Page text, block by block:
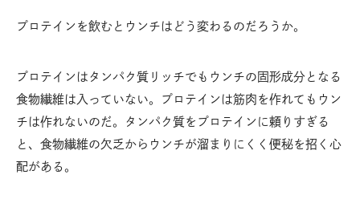
プロテインを飲むとウンチはどう変わるのだろうか。
プロテインはタンパク質リッチでもウンチの固形成分となる
食物繊維は入っていない。プロテインは筋肉を作れてもウン
チは作れないのだ。タンパク質をプロテインに頼りすぎる
と、食物繊維の欠乏からウンチが溜まりにくく便秘を招く心
配がある。